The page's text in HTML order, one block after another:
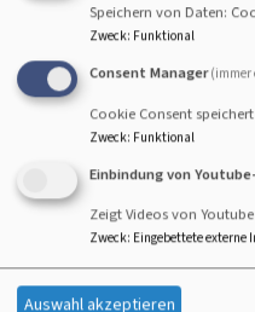
Nicht
Die nachstehend
folgenden Gründen nicht
Barrieren
Kontaktangaben
Sind Ihnen Barrieren
Speichern von Daten:
Zweck: Funktional
Consent Manager (immer
Cookie Consent
Zweck: Funktional
Einbindung von
Zeigt Videos von Youtube
Zweck: Eingebettete externe
Auswahl akzeptieren